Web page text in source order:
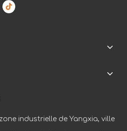
industrielle de Yangxia, ville